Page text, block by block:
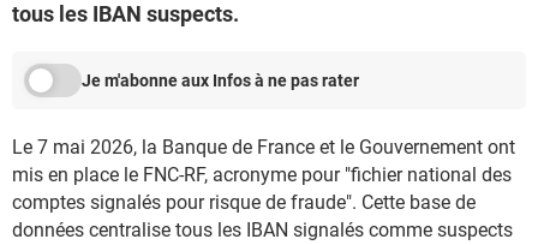
tous les IBAN suspects.
Je m'abonne aux Infos à ne pas rater
Le 7 mai 2026, la Banque de France et le Gouvernement ont
mis en place le FNC-RF, acronyme pour "fichier national des
comptes signalés pour risque de fraude". Cette base de
données centralise tous les IBAN signalés comme suspects